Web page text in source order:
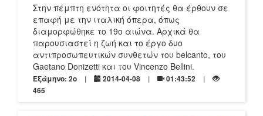
Στην πέμπτη ενότητα οι φοιτητές θα έρθουν σε
επαφή με την ιταλική όπερα, όπως
διαμορφώθηκε το 19ο αιώνα. Αρχικά θα
παρουσιαστεί η ζωή και το έργο δυο
αντιπροσωπευτικών συνθετών του belcanto, του
Gaetano Donizetti και του Vincenzo Bellini.
Εξάμηνο: 2o 2014-04-08
01:43:52
465